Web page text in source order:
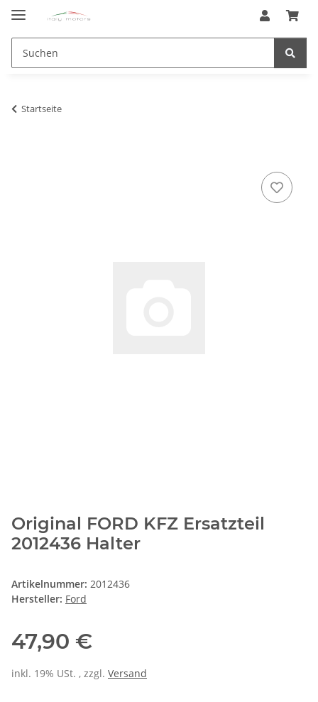
Startseite
Original FORD KFZ Ersatzteil
2012436 Halter
Artikelnummer: 2012436
Hersteller: Ford
47,90 €
inkl. 19% USt. , zzgl. Versand